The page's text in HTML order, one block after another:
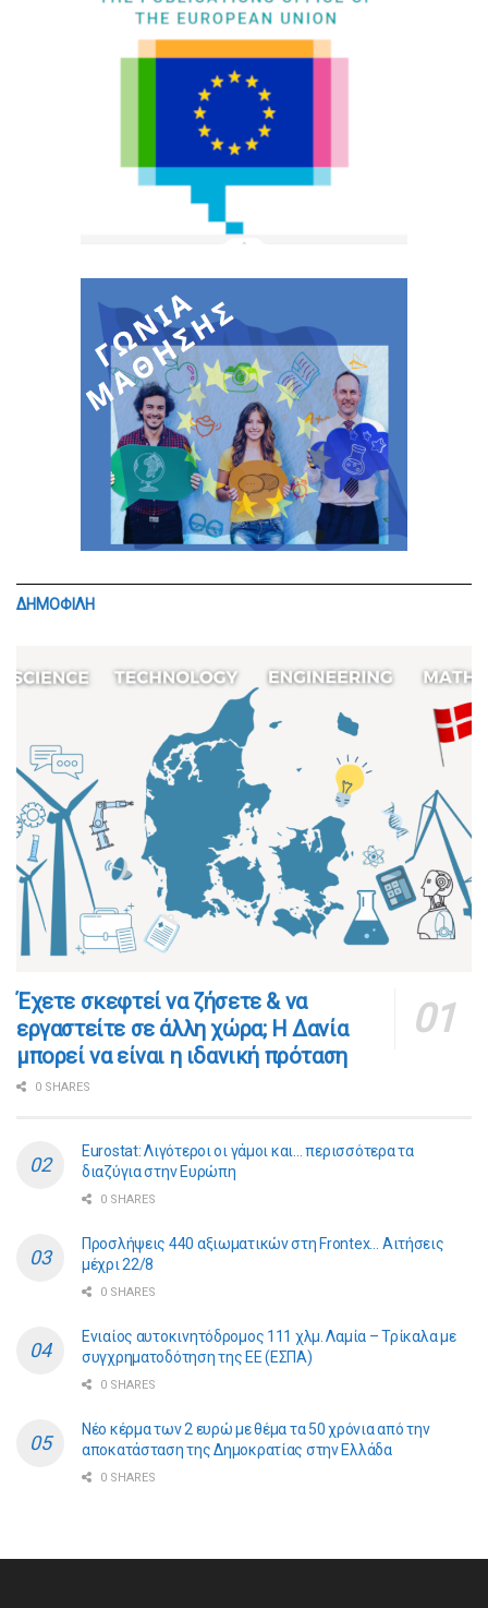
ΔΗΜΟΦΙΛΗ
​​Έχετε σκεφτεί να ζήσετε & να
εργαστείτε σε άλλη χώρα; Η Δανία
μπορεί να είναι η ιδανική πρόταση
0 SHARES
Eurostat: Λιγότεροι οι γάμοι και… περισσότερα τα
διαζύγια στην Ευρώπη
0 SHARES
Προσλήψεις 440 αξιωματικών στη Frontex… Αιτήσεις
μέχρι 22/8
0 SHARES
Ενιαίος αυτοκινητόδρομος 111 χλμ. Λαμία – Τρίκαλα με
συγχρηματοδότηση της ΕE (ΕΣΠΑ)
0 SHARES
Νέο κέρμα των 2 ευρώ με θέμα τα 50 χρόνια από την
αποκατάσταση της Δημοκρατίας στην Ελλάδα
0 SHARES